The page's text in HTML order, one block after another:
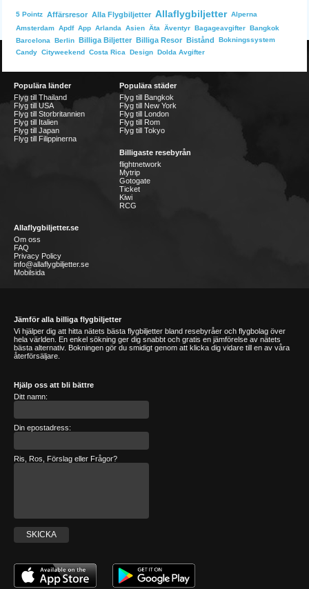
5 Pointz Affärsresor Alla Flygbiljetter Allaflygbiljetter Alperna
Amsterdam Apdf App Arlanda Asien Äta Äventyr Bagageavgifter Bangkok
Barcelona
Berlin Billiga Biljetter Billiga Resor Bistånd
Bokningssystem
Candy Cityweekend Costa Rica Design Dolda Avgifter
Populära länder
Flyg till Thailand
Flyg till USA
Flyg till Storbritannien
Flyg till Italien
Flyg till Japan
Flyg till Filippinerna
Populära städer
Flyg till Bangkok
Flyg till New York
Flyg till London
Flyg till Rom
Flyg till Tokyo
Billigaste resebyrån
flightnetwork
Mytrip
Gotogate
Ticket
Kiwi
RCG
Allaflygbiljetter.se
Om oss
FAQ
Privacy Policy
info@allaflygbiljetter.se
Mobilsida
Jämför alla billiga flygbiljetter
Vi hjälper dig att hitta nätets bästa flygbiljetter bland resebyråer och flygbolag över
hela världen. En enkel sökning ger dig snabbt och gratis en jämförelse av nätets
bästa alternativ. Bokningen gör du smidigt genom att klicka dig vidare till en av våra
återförsäljare.
Hjälp oss att bli bättre
Ditt namn:
Din epostadress:
Ris, Ros, Förslag eller Frågor?
SKICKA